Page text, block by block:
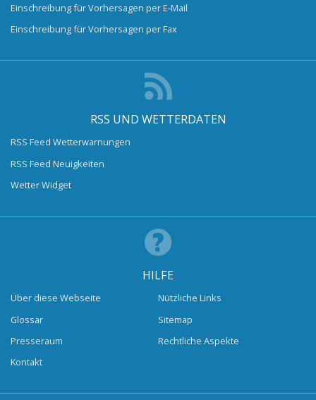
Einschreibung für Vorhersagen per E-Mail
Einschreibung für Vorhersagen per Fax
RSS UND WETTERDATEN
RSS Feed Wetterwarnungen
RSS Feed Neuigkeiten
Wetter Widget
HILFE
Über diese Webseite
Glossar
Presseraum
Kontakt
Nützliche Links
Sitemap
Rechtliche Aspekte